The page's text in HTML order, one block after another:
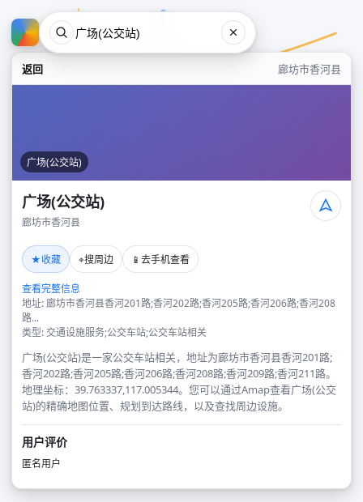
返回 廊坊市香河县
广场(公交站)
广场(公交站)
廊坊市香河县
★收藏 ⌖搜周边 📱 去手机查看
查看完整信息
地址: 廊坊市香河县香河201路;香河202路;香河205路;香河206路;香河208
路...
类型: 交通设施服务;公交车站;公交车站相关
广场(公交站)是一家公交车站相关，地址为廊坊市香河县香河201路;
香河202路;香河205路;香河206路;香河208路;香河209路;香河211路。
地理坐标：39.763337,117.005344。您可以通过Amap查看广场(公交
站)的精确地图位置、规划到达路线，以及查找周边设施。
用户评价
匿名用户